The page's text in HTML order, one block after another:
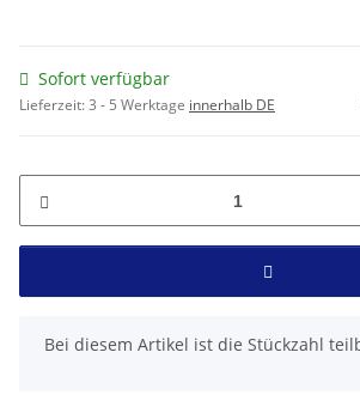
Sofort verfügbar
Lieferzeit:3 - 5 Werktage innerhalb DE
x
Bei diesem Artikel ist die Stückzahl